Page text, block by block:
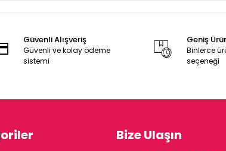
Güvenli Alışveriş
Güvenli ve kolay ödeme
sistemi
Geniş
Binlerce
seçeneği
Bize Ulaşın